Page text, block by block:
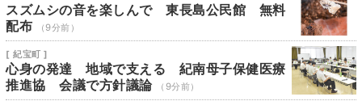
スズムシの音を楽しんで 東長島公民館 無料
配布
（9分前）
[ 紀宝町 ]
心身の発達 地域で支える 紀南母子保健医療
推進協 会議で方針議論
（9分前）